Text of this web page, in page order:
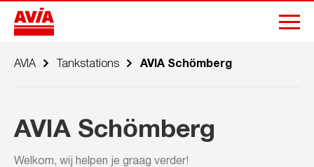
AVIA Tankstations AVIA Schömberg
AVIA Schömberg
Welkom, wij helpen je graag verder!